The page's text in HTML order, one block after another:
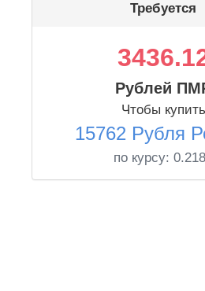
Требуется
Рублей
Чтобы купить
15762 Рубля
по курсу: